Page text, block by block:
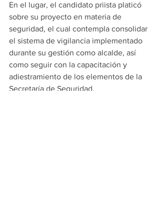
En el lugar, el candidato priista platicó
sobre su proyecto en materia de
seguridad, el cual contempla consolidar
el sistema de vigilancia implementado
durante su gestión como alcalde, así
como seguir con la capacitación y
adiestramiento de los elementos de la
Secretaría de Seguridad.